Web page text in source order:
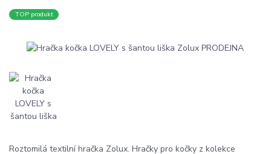
TOP produkt
Roztomilá textilní hračka Zolux. Hračky pro kočky z kolekce